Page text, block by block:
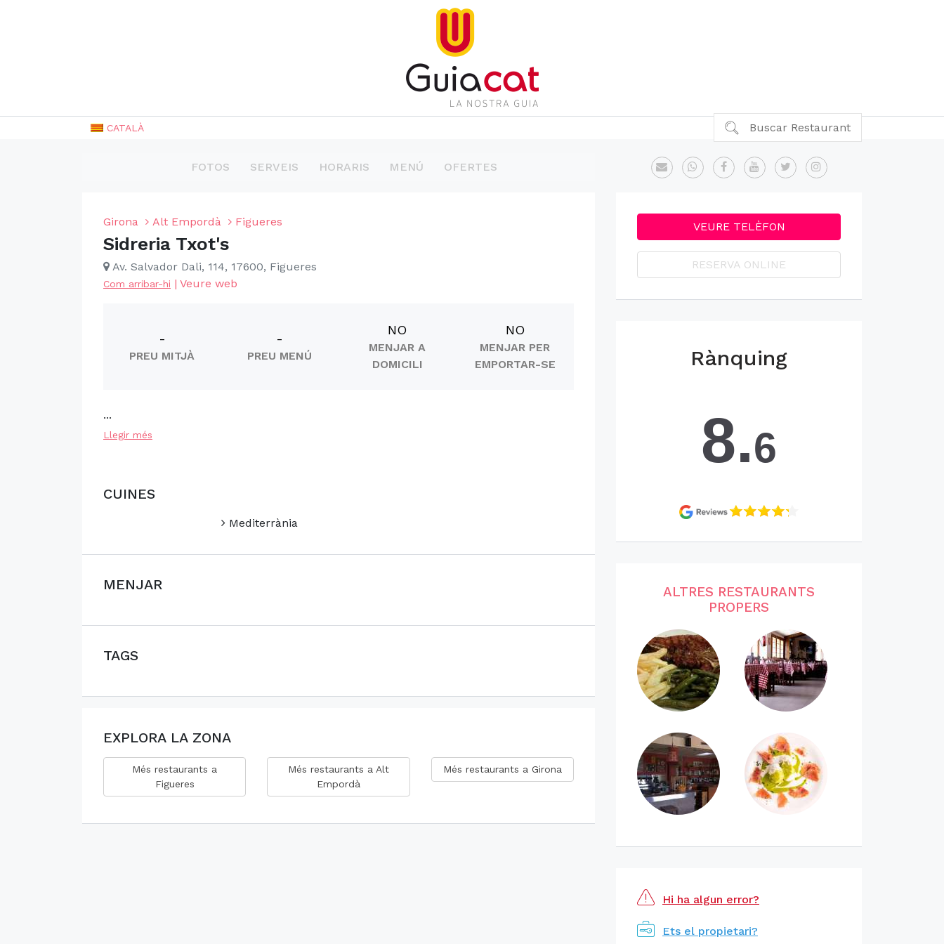
CATALÀ Buscar Restaurant
FOTOS SERVEIS HORARIS MENÚ OFERTES
Girona Alt Empordà Figueres
Sidreria Txot's
Av. Salvador Dali, 114, 17600, Figueres
Com arribar-hi | Veure web
-
PREU MITJÀ
-
PREU MENÚ
NO
MENJAR A
DOMICILI
NO
MENJAR PER
EMPORTAR-SE
...
Llegir més
CUINES
Mediterrània
MENJAR
TAGS
EXPLORA LA ZONA
Més restaurants a
Figueres
Més restaurants a Alt
Empordà
Més restaurants a Girona
VEURE TELÈFON
RESERVA ONLINE
Rànquing
8.6
ALTRES RESTAURANTS
PROPERS
Hi ha algun error?
Ets el propietari?